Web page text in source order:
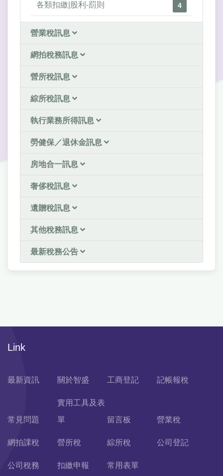
各類扣繳|股利-罰則 4
營業稅訊息
網拍稅務訊息
營所稅訊息
綜所稅訊息
執行業務所得訊息
勞健保／退休金訊息
房地合一訊息
奢侈稅訊息
遺贈稅訊息
其他稅務訊息
最新稅務公告
Link
最新資訊 關於智盛 工商登記 記帳報稅
常見問題
實用工具及表
單
留言板 營業稅
網拍課稅 營所稅 綜所稅 公司登記
公司稅務 扣繳申報 常用表單